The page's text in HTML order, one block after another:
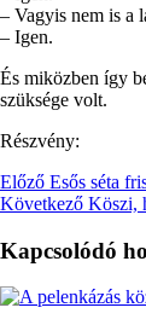
– Vagyis nem is a
– Igen.
És miközben így
szüksége volt.
Részvény:
Előző Esős séta
Következő Köszi,
Kapcsolódó